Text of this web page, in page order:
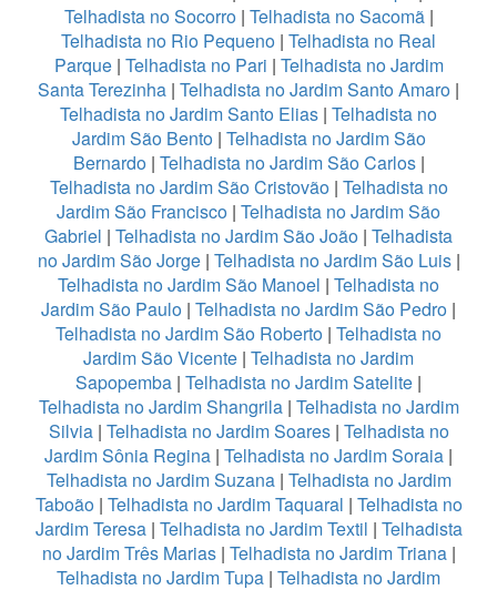
Telhadista no Socorro| Telhadista no Sacomã|
Telhadista no Rio Pequeno | Telhadista no Real
Parque| Telhadista no Pari | Telhadista no Jardim
Santa Terezinha | Telhadista no Jardim Santo Amaro |
Telhadista no Jardim Santo Elias | Telhadista no
Jardim São Bento| Telhadista no Jardim São
Bernardo| Telhadista no Jardim São Carlos|
Telhadista no Jardim São Cristovão| Telhadista no
Jardim São Francisco | Telhadista no Jardim São
Gabriel | Telhadista no Jardim São João | Telhadista
no Jardim São Jorge| Telhadista no Jardim São Luis|
Telhadista no Jardim São Manoel | Telhadista no
Jardim São Paulo | Telhadista no Jardim São Pedro |
Telhadista no Jardim São Roberto | Telhadista no
Jardim São Vicente | Telhadista no Jardim
Sapopemba | Telhadista no Jardim Satelite |
Telhadista no Jardim Shangrila| Telhadista no Jardim
Silvia| Telhadista no Jardim Soares| Telhadista no
Jardim Sônia Regina | Telhadista no Jardim Soraia |
Telhadista no Jardim Suzana| Telhadista no Jardim
Taboão| Telhadista no Jardim Taquaral | Telhadista no
Jardim Teresa| Telhadista no Jardim Textil | Telhadista
no Jardim Três Marias| Telhadista no Jardim Triana|
Telhadista no Jardim Tupa | Telhadista no Jardim